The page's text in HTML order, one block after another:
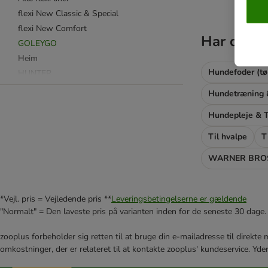
flexi New Classic & Special
flexi New Comfort
GOLEYGO
Heim
Rukka®
Trixie
Alle hundeseler
Alle hundehalsbånd
Har du
Hundefoder
Hundepleje &
Til hvalpe
WARNER
*Vejl. pris = Vejledende pris **Leveringsbetingelserne er gældende
"Normalt" = Den laveste pris på varianten inden for de seneste 30 dage.
zooplus forbeholder sig retten til at bruge din e-mailadresse til direkte
omkostninger, der er relateret til at kontakte zooplus' kundeservice.